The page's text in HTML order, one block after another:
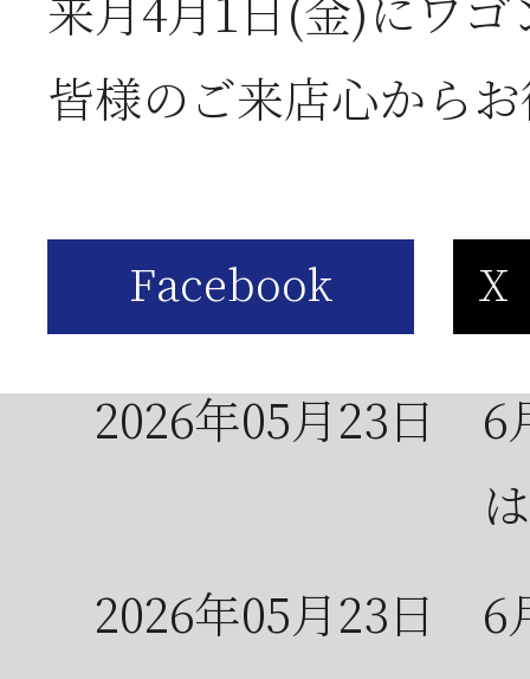
2026年06月05日
2026年06月03日
2026年05月23日
6
2026年05月23日
6
来月4月1日(金)にワ
皆様のご来店心から